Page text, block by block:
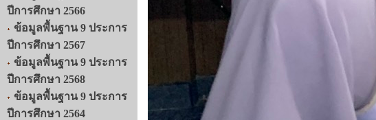
ปีการศึกษา 2566
ข้อมูลพื้นฐาน 9 ประการ
ปีการศึกษา 2567
ข้อมูลพื้นฐาน 9 ประการ
ปีการศึกษา 2568
ข้อมูลพื้นฐาน 9 ประการ
ปีการศึกษา 2564